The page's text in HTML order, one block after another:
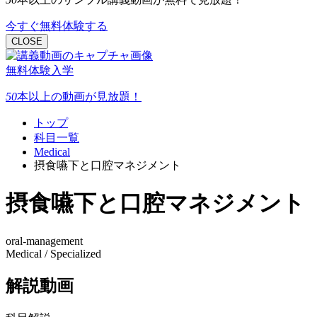
今すぐ無料体験する
CLOSE
無料体験入学
50本以上の動画が見放題！
トップ
科目一覧
Medical
摂食嚥下と口腔マネジメント
摂食嚥下と口腔マネジメント
oral-management
Medical / Specialized
解説動画